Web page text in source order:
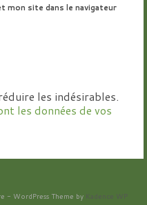
mon site dans le navigateur
les indésirables.
les données de vos
- WordPress Theme by
Kadence WP